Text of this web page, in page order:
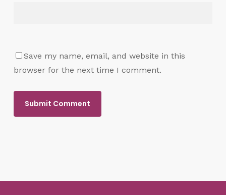
Save my name, email, and website in this
browser for the next time I comment.